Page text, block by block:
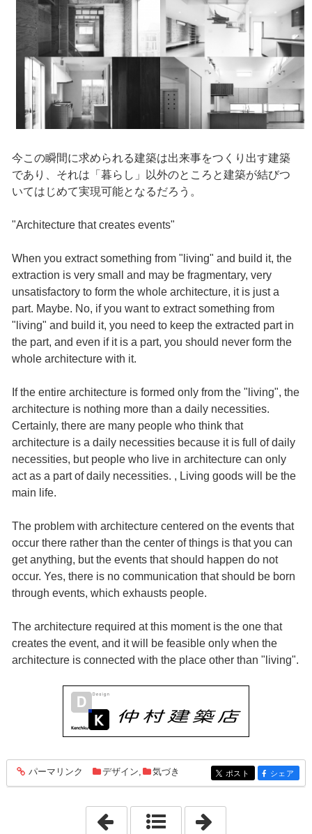
今この瞬間に求められる建築は出来事をつくり出す建築
であり、それは「暮らし」以外のところと建築が結びつ
いてはじめて実現可能となるだろう。
"Architecture that creates events"
When you extract something from "living" and build it, the
extraction is very small and may be fragmentary, very
unsatisfactory to form the whole architecture, it is just a
part. Maybe. No, if you want to extract something from
"living" and build it, you need to keep the extracted part in
the part, and even if it is a part, you should never form the
whole architecture with it.
If the entire architecture is formed only from the "living", the
architecture is nothing more than a daily necessities.
Certainly, there are many people who think that
architecture is a daily necessities because it is full of daily
necessities, but people who live in architecture can only
act as a part of daily necessities. , Living goods will be the
main life.
The problem with architecture centered on the events that
occur there rather than the center of things is that you can
get anything, but the events that should happen do not
occur. Yes, there is no communication that should be born
through events, which exhausts people.
The architecture required at this moment is the one that
creates the event, and it will be feasible only when the
architecture is connected with the place other than "living".
entry1956
パーマリンク デザイン, 気づき entry1956
ポスト entry1956
シェア
「2021年9月18日」